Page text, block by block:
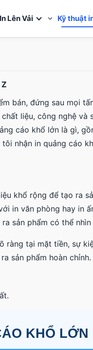
In Lên Vải Kỹ thuật
bán, đứng sau mọi
liệu, công nghệ và
cáo khổ lớn là gì,
nhận in quảng cáo
khổ rộng để tạo ra
in văn phòng hay in
sản phẩm có thể
ràng tại mặt tiền, sự
sản phẩm hoàn chỉnh.